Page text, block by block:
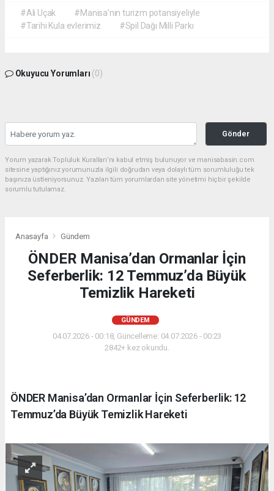
#Ali Uçak
#Manisa’nın turizm potansiyeliyle
#Tarihi Kula evlerimiz
#Spil Dağı Milli Parkı
Okuyucu Yorumları (0)
Gönder
Yorum yazarak Topluluk Kuralları’nı kabul etmiş bulunuyor ve manisabasin.com
sitesine yaptığınız yorumunuzla ilgili doğrudan veya dolaylı tüm sorumluluğu tek
başınıza üstleniyorsunuz. Yazılan tüm yorumlardan site yönetimi hiçbir şekilde
sorumlu tutulamaz.
Anasayfa Gündem
ÖNDER Manisa’dan Ormanlar İçin
Seferberlik: 12 Temmuz’da Büyük
Temizlik Hareketi
GÜNDEM
04.07.2026 - 00:18, Güncelleme: 04.07.2026 - 00:23
2842+ kez okundu.
ÖNDER Manisa’dan Ormanlar İçin Seferberlik: 12
Temmuz’da Büyük Temizlik Hareketi